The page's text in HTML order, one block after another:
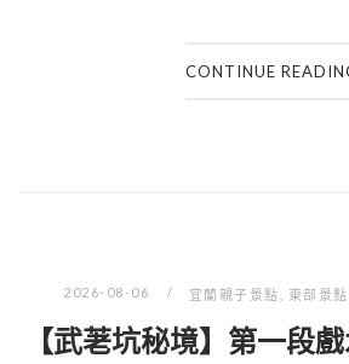
CONTINUE
2026-08-06 宜蘭親子景點 東部景點
【武荖坑秘境】第一段